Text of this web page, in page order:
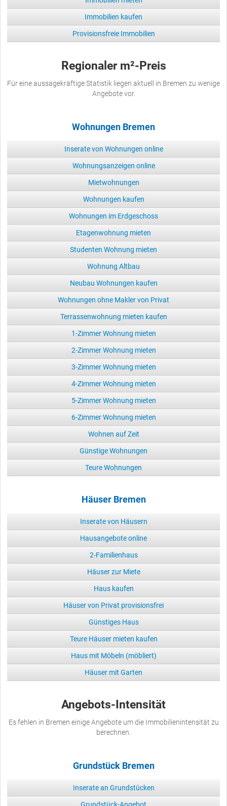
Immobilien kaufen
Provisionsfreie Immobilien
Regionaler m²-Preis
Für eine aussagekräftige Statistik liegen aktuell in Bremen zu wenige
Angebote vor.
Wohnungen Bremen
Inserate von Wohnungen online
Wohnungsanzeigen online
Mietwohnungen
Wohnungen kaufen
Wohnungen im Erdgeschoss
Etagenwohnung mieten
Studenten Wohnung mieten
Wohnung Altbau
Neubau Wohnungen kaufen
Wohnungen ohne Makler von Privat
Terrassenwohnung mieten kaufen
1-Zimmer Wohnung mieten
2-Zimmer Wohnung mieten
3-Zimmer Wohnung mieten
4-Zimmer Wohnung mieten
5-Zimmer Wohnung mieten
6-Zimmer Wohnung mieten
Wohnen auf Zeit
Günstige Wohnungen
Teure Wohnungen
Häuser Bremen
Inserate von Häusern
Hausangebote online
2-Familienhaus
Häuser zur Miete
Haus kaufen
Häuser von Privat provisionsfrei
Günstiges Haus
Teure Häuser mieten kaufen
Haus mit Möbeln (möbliert)
Häuser mit Garten
Angebots-Intensität
Es fehlen in Bremen einige Angebote um die Immobilienintensität zu
berechnen.
Grundstück Bremen
Inserate an Grundstücken